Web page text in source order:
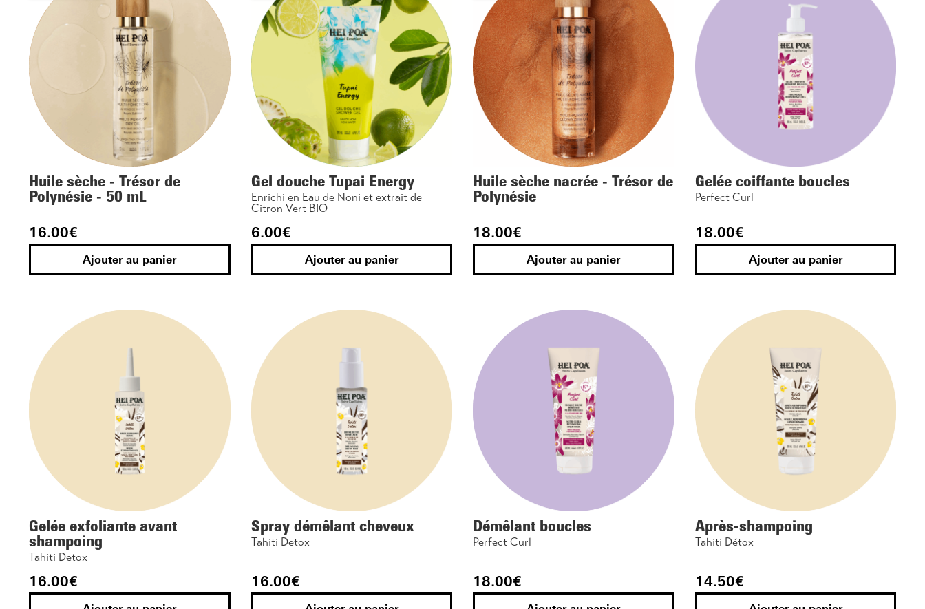
Huile sèche - Trésor de
Polynésie - 50 mL
16.00€
Ajouter au panier
Gel douche Tupai Energy
Enrichi en Eau de Noni et extrait de
Citron Vert BIO
6.00€
Ajouter au panier
Huile sèche nacrée - Trésor de
Polynésie
18.00€
Ajouter au panier
Gelée coiffante boucles
Perfect Curl
18.00€
Ajouter au panier
Gelée exfoliante avant
shampoing
Tahiti Detox
16.00€
Spray démêlant cheveux
Tahiti Detox
16.00€
Démêlant boucles
Perfect Curl
18.00€
Après-shampoing
Tahiti Détox
14.50€